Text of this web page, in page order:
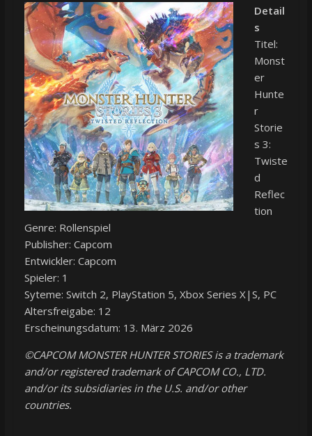
Detail
s
Titel:
Monst
er
Hunte
r
Storie
s 3:
Twiste
d
Reflec
tion
Genre: Rollenspiel
Publisher: Capcom
Entwickler: Capcom
Spieler: 1
Syteme: Switch 2, PlayStation 5, Xbox Series X|S, PC
Altersfreigabe: 12
Erscheinungsdatum: 13. März 2026
©CAPCOM MONSTER HUNTER STORIES is a trademark
and/or registered trademark of CAPCOM CO., LTD.
and/or its subsidiaries in the U.S. and/or other
countries.